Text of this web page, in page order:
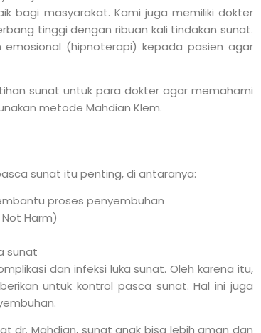
bagi masyarakat. Kami juga memiliki dokter
tinggi dengan ribuan kali tindakan sunat.
(hipnoterapi) kepada pasien agar
sunat untuk para dokter agar memahami
metode Mahdian Klem.
sunat itu penting, di antaranya:
proses penyembuhan
Harm)
sunat
dan infeksi luka sunat. Oleh karena itu,
untuk kontrol pasca sunat. Hal ini juga